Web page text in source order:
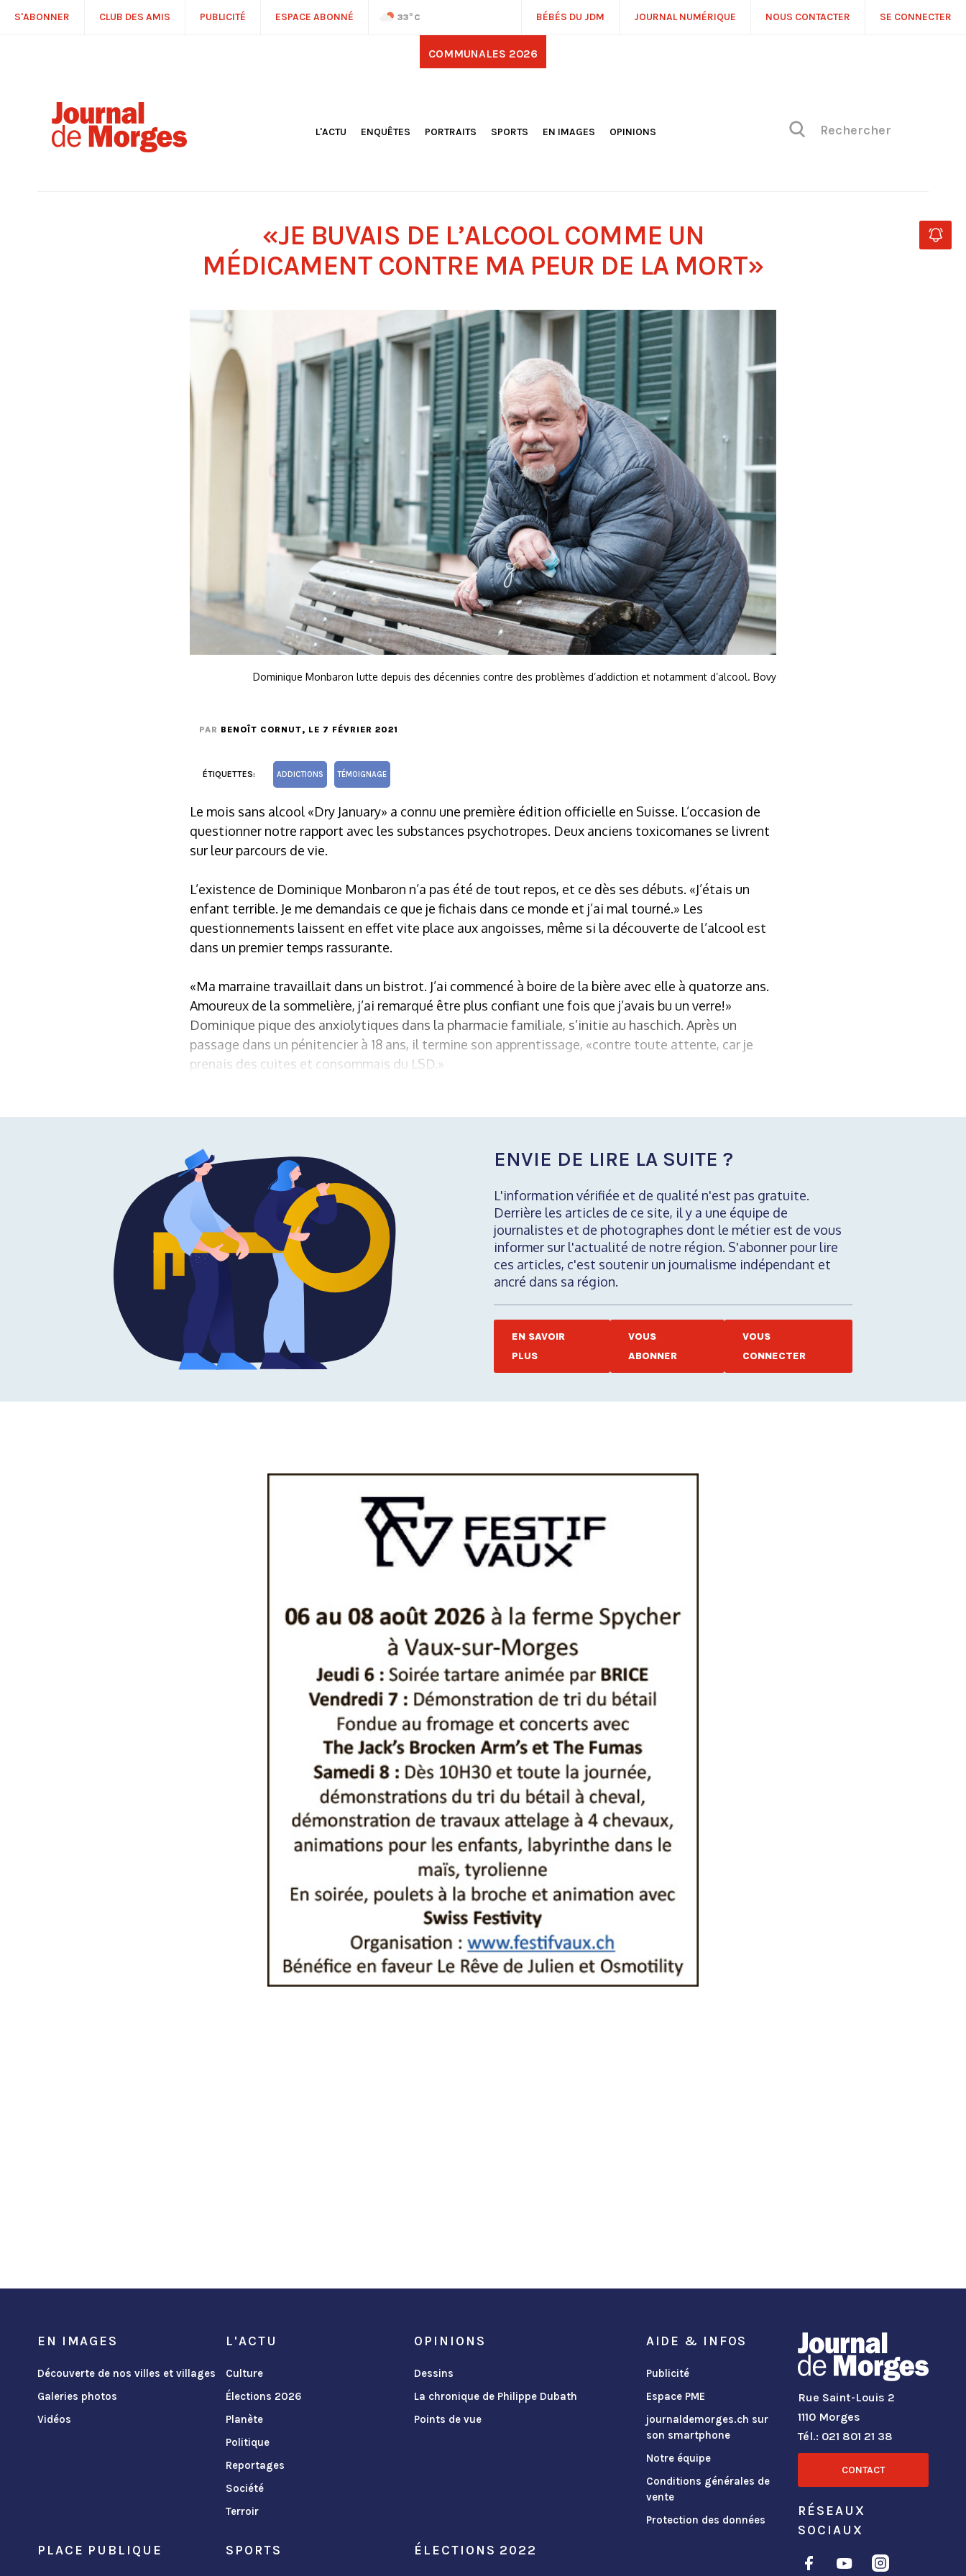
S'ABONNER CLUB DES AMIS PUBLICITÉ ESPACE ABONNÉ 33°C BÉBÉS DU JDM JOURNAL NUMÉRIQUE NOUS CONTACTER SE CONNECTER
COMMUNALES 2026
L'ACTU
CULTURE
PLANÈTE
ENQUÊTES PORTRAITS
SPORTS
EN IMAGES
OPINIONS
«JE BUVAIS DE L’ALCOOL COMME UN
MÉDICAMENT CONTRE MA PEUR DE LA MORT»
Dominique Monbaron lutte depuis des décennies contre des problèmes d’addiction et notamment d’alcool. Bovy
PAR BENOÎT CORNUT, LE 7 FÉVRIER 2021
ÉTIQUETTES: ADDICTIONS TÉMOIGNAGE
Le mois sans alcool «Dry January» a connu une première édition officielle en Suisse. L’occasion de
questionner notre rapport avec les substances psychotropes. Deux anciens toxicomanes se livrent
sur leur parcours de vie.
L’existence de Dominique Monbaron n’a pas été de tout repos, et ce dès ses débuts. «J’étais un
enfant terrible. Je me demandais ce que je fichais dans ce monde et j’ai mal tourné.» Les
questionnements laissent en effet vite place aux angoisses, même si la découverte de l’alcool est
dans un premier temps rassurante.
«Ma marraine travaillait dans un bistrot. J’ai commencé à boire de la bière avec elle à quatorze ans.
Amoureux de la sommelière, j’ai remarqué être plus confiant une fois que j’avais bu un verre!»
Dominique pique des anxiolytiques dans la pharmacie familiale, s’initie au haschich. Après un
passage dans un pénitencier à 18 ans, il termine son apprentissage, «contre toute attente, car je
prenais des cuites et consommais du LSD.»
ENVIE DE LIRE LA SUITE ?
L'information vérifiée et de qualité n'est pas gratuite.
Derrière les articles de ce site, il y a une équipe de
journalistes et de photographes dont le métier est de vous
informer sur l'actualité de notre région. S'abonner pour lire
ces articles, c'est soutenir un journalisme indépendant et
ancré dans sa région.
EN SAVOIR
PLUS
VOUS
ABONNER
VOUS
CONNECTER
EN IMAGES
Découverte de nos villes et villages
Galeries photos
Vidéos
L'ACTU
Culture
Élections 2026
Planète
Politique
Reportages
Société
Terroir
OPINIONS
Dessins
La chronique de Philippe Dubath
Points de vue
PLACE PUBLIQUE SPORTS ÉLECTIONS 2022
AIDE & INFOS
Publicité
Espace PME
journaldemorges.ch sur
son smartphone
Notre équipe
Conditions générales de
vente
Protection des données
Rue Saint-Louis 2
1110 Morges
Tél.: 021 801 21 38
CONTACT
RÉSEAUX
SOCIAUX